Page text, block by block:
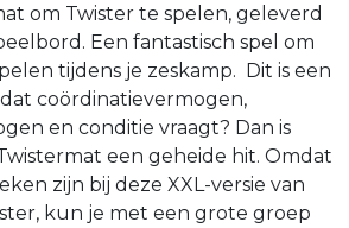
om Twister te spelen, geleverd
Een fantastisch spel om
tijdens je zeskamp. Dit is een
coördinatievermogen,
en conditie vraagt? Dan is
een geheide hit. Omdat
zijn bij deze XXL-versie van
kun je met een grote groep